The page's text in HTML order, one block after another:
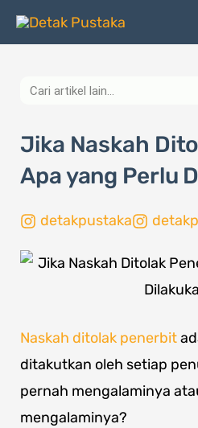
Lewati
Search
Jika Naskah
Apa yang Perlu
detakpustaka
Naskah ditolak penerbit
ditakutkan oleh setiap
pernah mengalaminya
mengalaminya?